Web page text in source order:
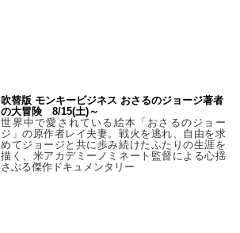
吹替版 モンキービジネス おさるのジョージ著者
の大冒険 8/15(土)～
世界中で愛されている絵本「おさるのジョー
ジ」の原作者レイ夫妻。戦火を逃れ、自由を求
めてジョージと共に歩み続けたふたりの生涯を
描く、米アカデミーノミネート監督による心揺
さぶる傑作ドキュメンタリー